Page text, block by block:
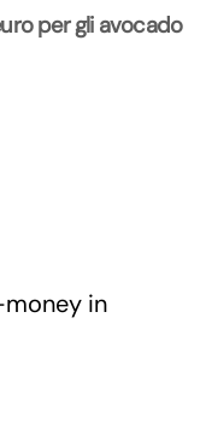
per gli avocado